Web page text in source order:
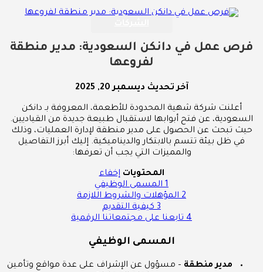
فرص عمل في دانكن السعودية: مدير منطقة
لفروعها
آخر تحديث ديسمبر 20, 2025
أعلنت شركة شهية المحدودة للأطعمة، المعروفة بـ دانكن
السعودية، عن فتح أبوابها لاستقبال طبيعة جديدة من القياديين.
حيث تبحث عن الحصول على مدير منطقة لإدارة العمليات، وذلك
في ظل بيئة تتسم بالابتكار والديناميكية. إليك أبرز التفاصيل
والمميزات التي يجب أن تعرفها:
المحتويات إخفاء
1 المسمى الوظيفي
2 المؤهلات والشروط اللازمة
3 كيفية التقديم
4 تابعنا على مجتمعاتنا الرقمية
المسمى الوظيفي
مدير منطقة – مسؤول عن الإشراف على عدة مواقع وتأمين